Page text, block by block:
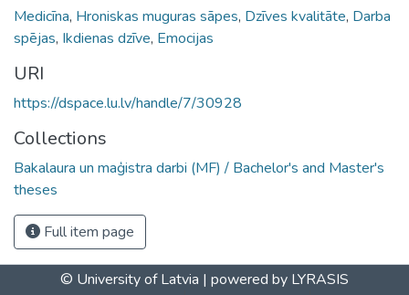
Medicīna, Hroniskas muguras sāpes, Dzīves kvalitāte, Darba
spējas, Ikdienas dzīve, Emocijas
URI
https://dspace.lu.lv/handle/7/30928
Collections
Bakalaura un maģistra darbi (MF) / Bachelor's and Master's
theses
Full item page
© University of Latvia | powered by LYRASIS